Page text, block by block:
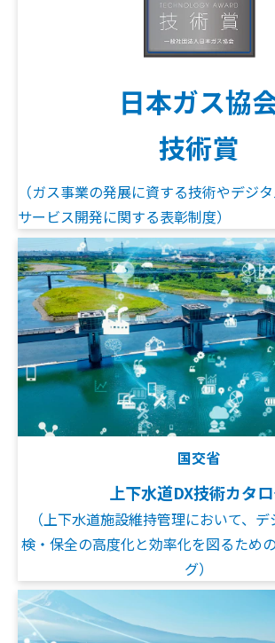
日本ガス協
技術賞
（ガス事業の発展に資する技術やデジ
サービス開発に関する表彰制度）
国交省
上下水道DX技術カタ
（上下水道施設維持管理において、
検・保全の高度化と効率化を図るため
グ）